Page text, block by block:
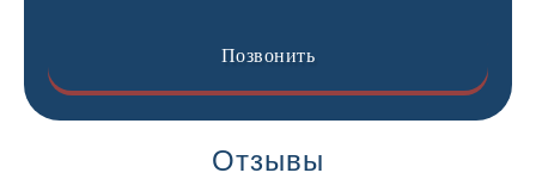
Отзывы
Позвонить